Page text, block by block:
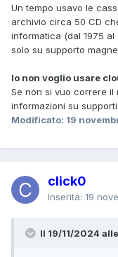
Un tempo usavo le
archivio circa 50 CD
informatica (dal 1975
solo su supporto
Io non voglio usare
Se non si vuo correre il
informazioni su
Modificato: 19
click0
Inserita: 19
Il 19/11/2024